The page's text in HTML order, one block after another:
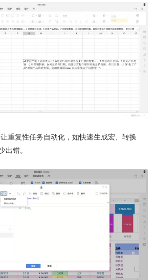
让重复性任务自动化，如快速生成宏、转换
出错。